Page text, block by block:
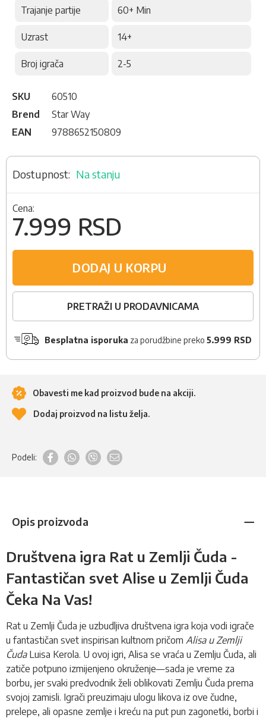
Trajanje partije 60+ Min
Uzrast 14+
Broj igrača 2-5
SKU
60510
Brend
Star Way
EAN
9788652150809
Na stanju
Cena:
7.999 RSD
DODAJ U KORPU
PRETRAŽI U PRODAVNICAMA
Besplatna isporuka za porudžbine preko 5.999 RSD
Obavesti me kad proizvod bude na akciji.
Dodaj proizvod na listu želja.
Podeli:
Opis proizvoda
Društvena igra Rat u Zemlji Čuda -
Fantastičan svet Alise u Zemlji Čuda
Čeka Na Vas!
Rat u Zemlji Čuda je uzbudljiva društvena igra koja vodi igrače
u fantastičan svet inspirisan kultnom pričom Alisa u Zemlji
ČudaLuisa Kerola. U ovoj igri, Alisa se vraća u Zemlju Čuda, ali
zatiče potpuno izmijenjeno okruženje—sada je vreme za
borbu, jer svaki predvodnik želi oblikovati Zemlju Čuda prema
svojoj zamisli. Igrači preuzimaju ulogu likova iz ove čudne,
prelepe, ali opasne zemlje i kreću na put pun zagonetki, borbi i